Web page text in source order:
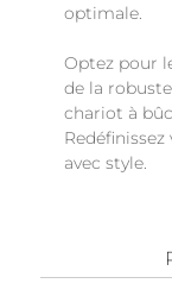
optimale.
Optez pour
de la
chariot à
avec style.